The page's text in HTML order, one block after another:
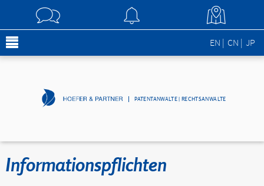
EN CN JP
PATENTANWÄLTE | RECHTSANWÄLTE
Informationspflichten